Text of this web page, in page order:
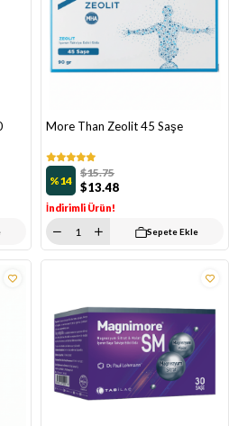
More Than Zeolit 45 Saşe
%14 $13.48
$15.75
İndirimli Ürün!
Sepete Ekle